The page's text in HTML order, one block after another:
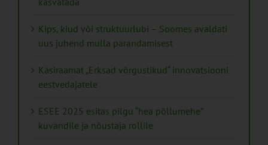
Kips, kiud või struktuurlubi – Soomes avaldati
uus juhend mulla parandamisest
Käsiraamat „Erksad võrgustikud“ innovatsiooni
eestvedajatele
ESEE 2025 esitas pilgu “hea põllumehe”
kuvandile ja nõustaja rollile